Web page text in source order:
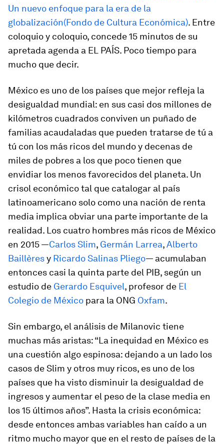
Un nuevo enfoque para la era de la
globalización(Fondo de Cultura Económica). Entre
coloquio y coloquio, concede 15 minutos de su
apretada agenda a EL PAÍS. Poco tiempo para
mucho que decir.
México es uno de los países que mejor refleja la
desigualdad mundial: en sus casi dos millones de
kilómetros cuadrados conviven un puñado de
familias acaudaladas que pueden tratarse de tú a
tú con los más ricos del mundo y decenas de
miles de pobres a los que poco tienen que
envidiar los menos favorecidos del planeta. Un
crisol económico tal que catalogar al país
latinoamericano solo como una nación de renta
media implica obviar una parte importante de la
realidad. Los cuatro hombres más ricos de México
en 2015 —Carlos Slim, Germán Larrea,Alberto
Baillèresy Ricardo Salinas Pliego— acumulaban
entonces casi la quinta parte del PIB, según un
estudio de Gerardo Esquivel, profesor de El
Colegio de México para la ONG Oxfam.
Sin embargo, el análisis de Milanovic tiene
muchas más aristas: “La inequidad en México es
una cuestión algo espinosa: dejando a un lado los
casos de Slim y otros muy ricos, es uno de los
países que ha visto disminuir la desigualdad de
ingresos y aumentar el peso de la clase media en
los 15 últimos años”. Hasta la crisis económica:
desde entonces ambas variables han caído a un
ritmo mucho mayor que en el resto de países de la